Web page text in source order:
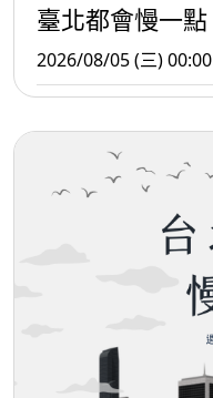
臺北都會慢一點
2026/08/05 (三) 00:00